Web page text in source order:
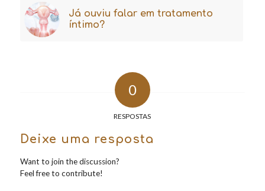
Já ouviu falar em tratamento
íntimo?
0
RESPOSTAS
Deixe uma resposta
Want to join the discussion?
Feel free to contribute!